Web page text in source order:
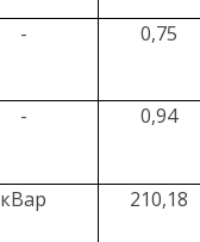
- 0,75
- 0,94
кВар 210,18